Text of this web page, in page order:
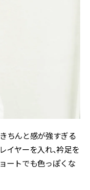
ちんと感が強すぎる
イヤーを入れ、衿足を
ートでも色っぽくな